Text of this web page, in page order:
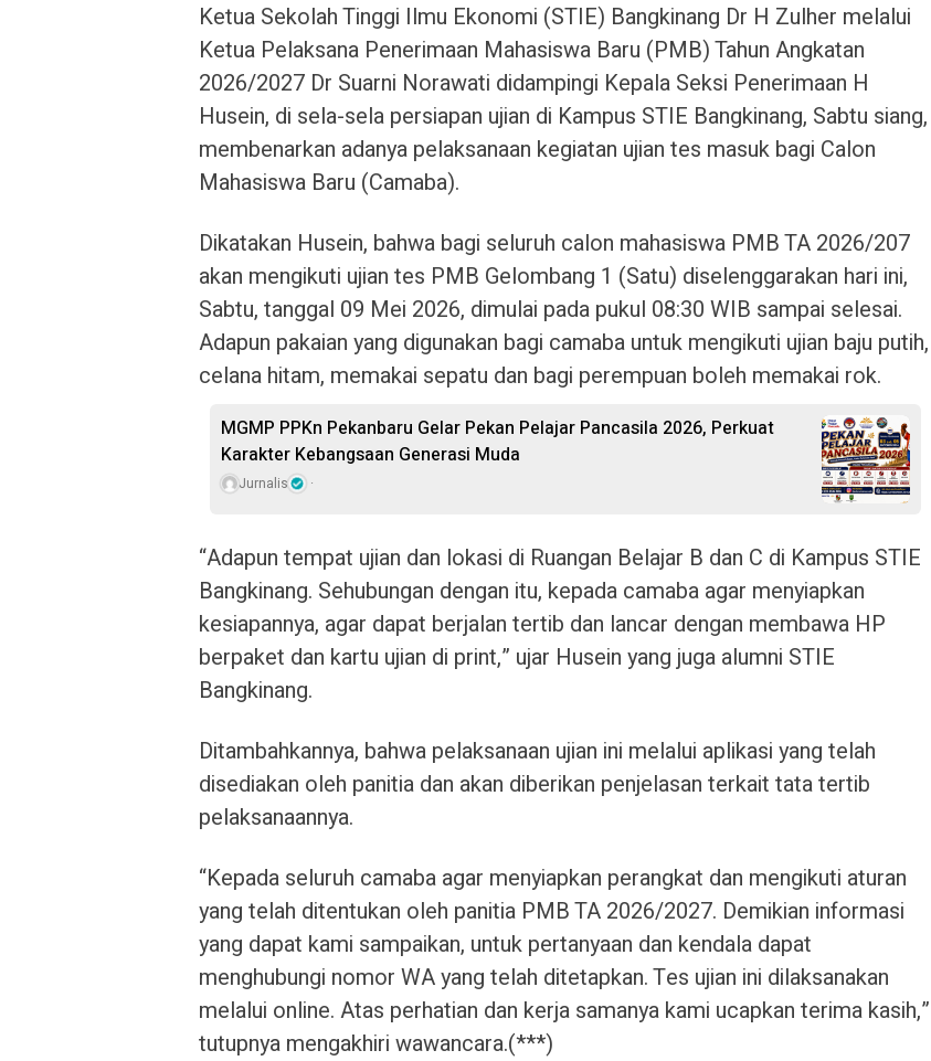
Ketua Sekolah Tinggi Ilmu Ekonomi (STIE) Bangkinang Dr H Zulher melalui
Ketua Pelaksana Penerimaan Mahasiswa Baru (PMB) Tahun Angkatan
2026/2027 Dr Suarni Norawati didampingi Kepala Seksi Penerimaan H
Husein, di sela-sela persiapan ujian di Kampus STIE Bangkinang, Sabtu siang,
membenarkan adanya pelaksanaan kegiatan ujian tes masuk bagi Calon
Mahasiswa Baru (Camaba).
Dikatakan Husein, bahwa bagi seluruh calon mahasiswa PMB TA 2026/207
akan mengikuti ujian tes PMB Gelombang 1 (Satu) diselenggarakan hari ini,
Sabtu, tanggal 09 Mei 2026, dimulai pada pukul 08:30 WIB sampai selesai.
Adapun pakaian yang digunakan bagi camaba untuk mengikuti ujian baju putih,
celana hitam, memakai sepatu dan bagi perempuan boleh memakai rok.
MGMP PPKn Pekanbaru Gelar Pekan Pelajar Pancasila 2026, Perkuat
Karakter Kebangsaan Generasi Muda
Jurnalis
“Adapun tempat ujian dan lokasi di Ruangan Belajar B dan C di Kampus STIE
Bangkinang. Sehubungan dengan itu, kepada camaba agar menyiapkan
kesiapannya, agar dapat berjalan tertib dan lancar dengan membawa HP
berpaket dan kartu ujian di print,” ujar Husein yang juga alumni STIE
Bangkinang.
Ditambahkannya, bahwa pelaksanaan ujian ini melalui aplikasi yang telah
disediakan oleh panitia dan akan diberikan penjelasan terkait tata tertib
pelaksanaannya.
“Kepada seluruh camaba agar menyiapkan perangkat dan mengikuti aturan
yang telah ditentukan oleh panitia PMB TA 2026/2027. Demikian informasi
yang dapat kami sampaikan, untuk pertanyaan dan kendala dapat
menghubungi nomor WA yang telah ditetapkan. Tes ujian ini dilaksanakan
melalui online. Atas perhatian dan kerja samanya kami ucapkan terima kasih,”
tutupnya mengakhiri wawancara.(***)